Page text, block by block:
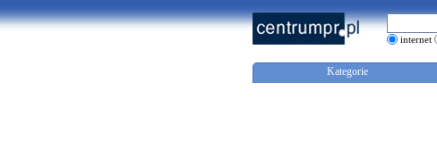
internet
Kategorie